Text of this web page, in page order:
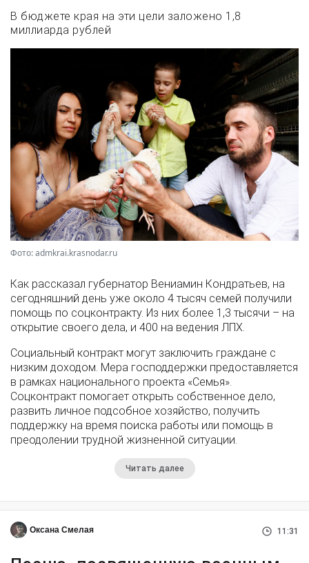
В бюджете края на эти цели заложено 1,8
миллиарда рублей
Фото: admkrai.krasnodar.ru
Как рассказал губернатор Вениамин Кондратьев, на
сегодняшний день уже около 4 тысяч семей получили
помощь по соцконтракту. Из них более 1,3 тысячи – на
открытие своего дела, и 400 на ведения ЛПХ.
Социальный контракт могут заключить граждане с
низким доходом. Мера господдержки предоставляется
в рамках национального проекта «Семья».
Соцконтракт помогает открыть собственное дело,
развить личное подсобное хозяйство, получить
поддержку на время поиска работы или помощь в
преодолении трудной жизненной ситуации.
Читать далее
Оксана Смелая 11:31